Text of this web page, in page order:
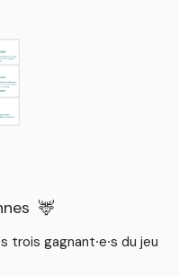
🦌
gagnant⸱e⸱s du jeu